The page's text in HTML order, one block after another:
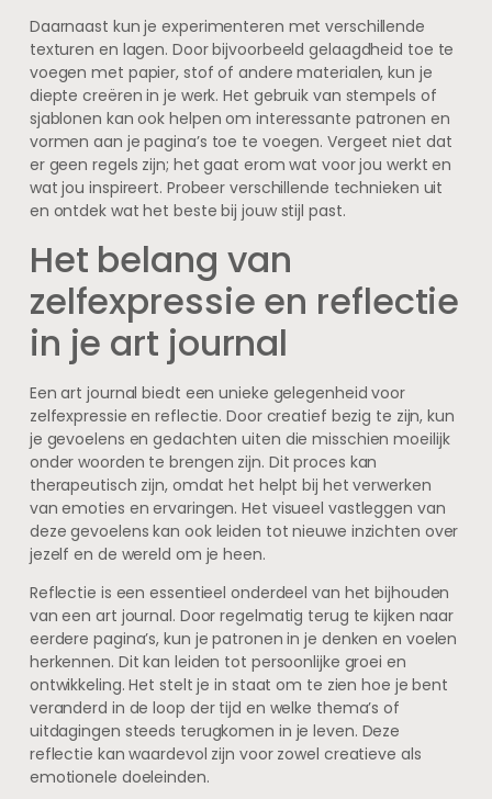
Daarnaast kun je experimenteren met verschillende
texturen en lagen. Door bijvoorbeeld gelaagdheid toe te
voegen met papier, stof of andere materialen, kun je
diepte creëren in je werk. Het gebruik van stempels of
sjablonen kan ook helpen om interessante patronen en
vormen aan je pagina’s toe te voegen. Vergeet niet dat
er geen regels zijn; het gaat erom wat voor jou werkt en
wat jou inspireert. Probeer verschillende technieken uit
en ontdek wat het beste bij jouw stijl past.
Het belang van
zelfexpressie en reflectie
in je art journal
Een art journal biedt een unieke gelegenheid voor
zelfexpressie en reflectie. Door creatief bezig te zijn, kun
je gevoelens en gedachten uiten die misschien moeilijk
onder woorden te brengen zijn. Dit proces kan
therapeutisch zijn, omdat het helpt bij het verwerken
van emoties en ervaringen. Het visueel vastleggen van
deze gevoelens kan ook leiden tot nieuwe inzichten over
jezelf en de wereld om je heen.
Reflectie is een essentieel onderdeel van het bijhouden
van een art journal. Door regelmatig terug te kijken naar
eerdere pagina’s, kun je patronen in je denken en voelen
herkennen. Dit kan leiden tot persoonlijke groei en
ontwikkeling. Het stelt je in staat om te zien hoe je bent
veranderd in de loop der tijd en welke thema’s of
uitdagingen steeds terugkomen in je leven. Deze
reflectie kan waardevol zijn voor zowel creatieve als
emotionele doeleinden.